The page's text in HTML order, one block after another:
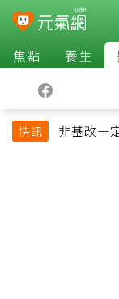
焦點 養生
快訊
非基改一